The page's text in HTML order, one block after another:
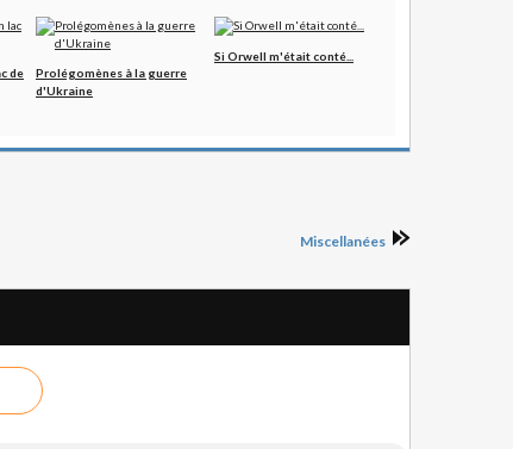
de
Prolégomènes à la guerre
d'Ukraine
Si Orwell m'était conté...
Miscellanées